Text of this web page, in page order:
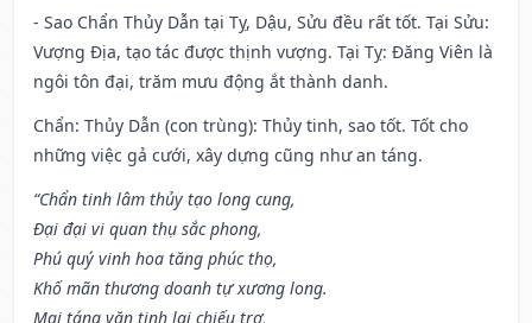
- Sao Chẩn Thủy Dẫn tại Tỵ, Dậu, Sửu đều rất tốt. Tại Sửu:
Vượng Địa, tạo tác được thịnh vượng. Tại Tỵ: Đăng Viên là
ngôi tôn đại, trăm mưu động ắt thành danh.
Chẩn: Thủy Dẫn (con trùng): Thủy tinh, sao tốt. Tốt cho
những việc gả cưới, xây dựng cũng như an táng.
“Chẩn tinh lâm thủy tạo long cung,
Đại đại vi quan thụ sắc phong,
Phú quý vinh hoa tăng phúc thọ,
Khố mãn thương doanh tự xương long.
Mai táng văn tinh lai chiếu trợ,